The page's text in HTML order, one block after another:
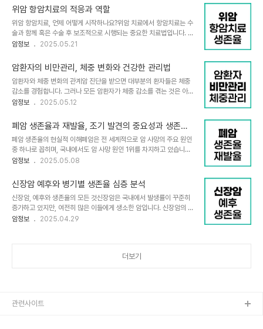
있는지에 따라 나뉩니다.1기(국한기): 암..
니다. 방광암 2기는 방광 내에 국한되어 있으나 암이 방광 근육층에 깊
게 침투한 상태로, 수술적 치료가 필수적입니다.근치적 방광적출술은
방광뿐 아니라 골반 내 임파절, 남성의 경우 전립선과 정낭, 여성의 경
우 자궁까지 함께 제거하는 고난도 수술입니다. 방광을 제거하면 소변
저장 기능이 사라지므로 요로전환술을 통해 새로운 소변 배출 경로를
간과 합병증 관리가 중요합니다.방광적..
위암 항암치료의 적응과 역할
위암 항암치료, 언제 어떻게 시작하나요?위암 치료에서 항암치료는 수
술과 함께 혹은 수술 후 보조적으로 시행되는 중요한 치료법입니다. 위
암의 진행 정도와 병리학적 소견에 따라 항암치료의 필요성과 시기가
칩니다. 본 글에서는 위암 항암치료가 어떤 경우에 시행되는지, 그 목
적과 치료 방법, 시기 등을 다양한 측면에서 상세히 살펴보겠습니다.1.
항암치료를 시작하는 주요 경우근치적 위절제술 후 보조항암화학요법
위암 2기 이상, 특히 2기와 3기 국소 진행성 위암 환자는 근치적 위절
제술과 광범위 림프절 절제술을 시행한 뒤 재발 방지를 위해 보조항암
를 지키는 것이 권장되며, 치료 기간..
암정보 2025.05.21
암환자의 비만관리, 체중 변화와 건강한 관리법
암환자와 체중 변화의 관계암 진단을 받으면 대부분의 환자들은 체중
감소를 경험합니다. 그러나 모든 암환자가 체중 감소를 겪는 것은 아닙
니다. 특히 유방암, 전립선암, 난소암 환자들은 오히려 체중이 증가하
들은 1년 후 평균 2.5~6.2kg의 체중 증가를 보이며, 10kg 이상 증
가하는 경우도 드물지 않습니다. 이러한 체중 증가는 항암치료, 호르몬
요법, 치료로 인한 폐경, 신체활동 감소 등 여러 요인과 관련이 있습니
다.특히 화학요법 중에는 근육량이 감소하고 지방이 증가하는 '근감소
성 비만'이 발생할 수 있습니다. 이는 겉으로 보기에는 체중 변화가 크
수 있습니다. 이러한 체..
암정보 2025.05.12
폐암 생존율과 재발율, 조기 발견의 중요성과 생존율
개선을 위한 최신 동향
폐암 생존율의 현실적 이해폐암은 전 세계적으로 암 사망의 주요 원인
중 하나로 꼽히며, 국내에서도 암 사망 원인 1위를 차지하고 있습니다.
최근 데이터에 따르면 폐암의 전체 5년 생존율은 약 26.7%에서
된 수치이지만, 여전히 다른 암종에 비해 상대적으로 낮은 수준입니다.
폐암의 생존율은 진단 시점의 병기에 따라 크게 달라집니다. 초기 단계
(국소 단계)에서 발견된 폐암의 경우 약 63.7%의 5년 생존율을 보
이며, 1기 폐암 환자의 경우 거의 65%가 5년 이상 생존합니다. 그러
나 주변 림프절로 전이된 경우(지역 단계)에는 35.9%로 감소하고,
암정보 2025.05.08
신장암 예후와 병기별 생존율 심층 분석
신장암, 예후와 생존율의 모든 것신장암은 국내에서 발생률이 꾸준히
증가하고 있지만, 여전히 많은 이들에게 생소한 암입니다. 신장암의 예
후와 생존율은 환자와 가족에게 매우 중요한 정보입니다. 특히 신장암
언까지 다각도로 심층 분석합니다.신장암 예후, 무엇이 결정하는가?신
반적으로 암이 신장에만 머물러 있는 초..
암정보 2025.04.29
더보기
관련사이트